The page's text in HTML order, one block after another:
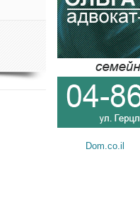
Dom.co.il